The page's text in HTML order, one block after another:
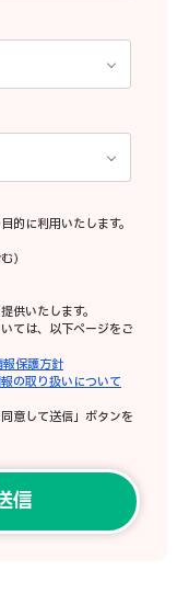
的に利用いたします。
）
供いたします。
ては、以下ページをご
保護方針
の取り扱いについて
意して送信」ボタンを